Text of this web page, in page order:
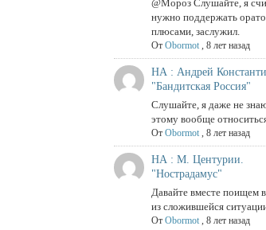
@Мороз Слушайте, я
нужно поддержать
плюсами, заслужил.
ОтObormot ,8 лет назад
НА : Андрей
"Бандитская Россия"
Слушайте, я даже не
этому вообще
ОтObormot ,8 лет назад
НА : М. Центурии.
"Нострадамус"
Давайте вместе поищем
из сложившейся
ОтObormot ,8 лет назад